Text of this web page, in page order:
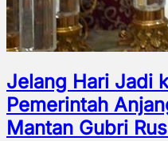
Jelang Hari Jadi
Pemerintah
Mantan Gubri